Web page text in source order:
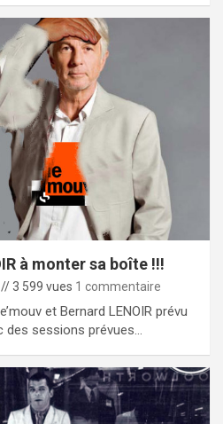
à monter sa boîte !!!
// 3 599 vues 1 commentaire
et Bernard LENOIR prévu
des sessions prévues…